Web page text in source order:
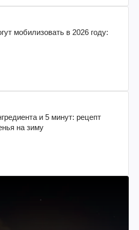
мобилизовать в 2026 году:
и 5 минут: рецепт
на зиму